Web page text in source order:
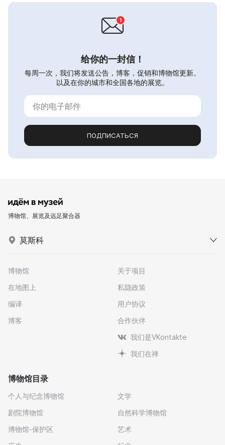
给你的一封信！
每周一次，我们将发送公告，博客，促销和博物馆更新。
以及在你的城市和全国各地的展览。
ПОДПИСАТЬСЯ
博物馆、展览及远足聚合器
莫斯科
博物馆
在地图上
编译
博客
关于项目
私隐政策
用户协议
合作伙伴
我们是VKontakte
我们在禅
博物馆目录
个人与纪念博物馆
剧院博物馆
博物馆-保护区
文学
自然科学博物馆
艺术